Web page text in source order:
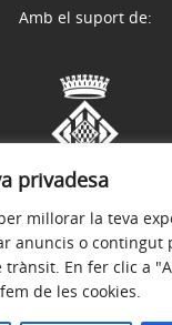
privadesa
millorar la teva
anuncis o contingut
En fer clic a
de les cookies.
de privacitat
Amb el suport de: